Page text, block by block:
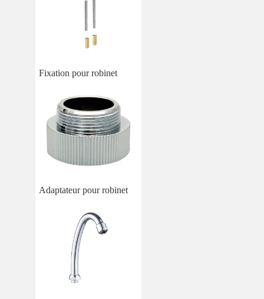
Fixation pour robinet
Adaptateur pour robinet